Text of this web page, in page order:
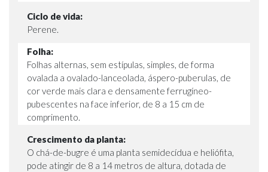
Ciclo de vida:
Perene.
Folha:
Folhas alternas, sem estípulas, simples, de forma
ovalada a ovalado-lanceolada, áspero-puberulas, de
cor verde mais clara e densamente ferrugíneo-
pubescentes na face inferior, de 8 a 15 cm de
comprimento.
Crescimento da planta:
O chá-de-bugre é uma planta semidecídua e heliófita,
pode atingir de 8 a 14 metros de altura, dotada de